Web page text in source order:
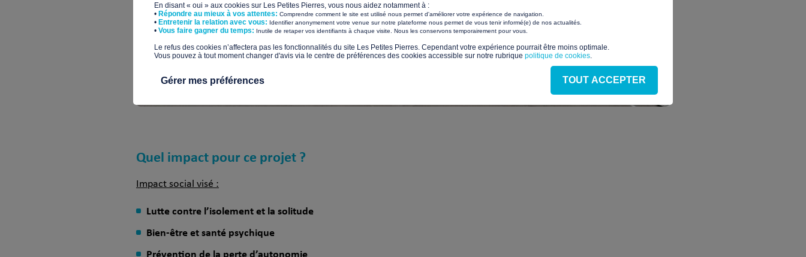
Quel impact pour ce projet ?
Impact social visé :
Lutte contre l’isolement et la solitude
Bien-être et santé psychique
Prévention de la perte d’autonomie
En disant « oui » aux cookies sur Les Petites Pierres, vous nous aidez notamment à :
• Répondre au mieux à vos attentes: Comprendre comment le site est utilisé nous permet d'améliorer votre expérience de navigation.
• Entretenir la relation avec vous: Identifier anonymement votre venue sur notre plateforme nous permet de vous tenir informé(e) de nos actualités.
​• Vous faire gagner du temps: Inutile de retaper vos identifiants à chaque visite. Nous les conservons temporairement pour vous.
​Le refus des cookies n’affectera pas les fonctionnalités du site Les Petites Pierres. Cependant votre expérience pourrait être moins optimale.​
Vous pouvez à tout moment changer d'avis via le centre de préférences des cookies accessible sur notre rubrique politique de cookies
TOUT ACCEPTER
Gérer mes préférences